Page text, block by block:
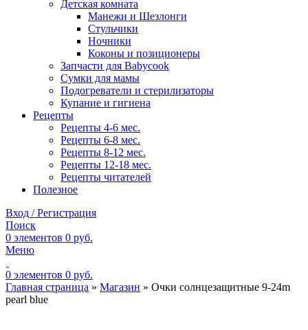
Детская комната
Манежи и Шезлонги
Стульчики
Ночники
Коконы и позиционеры
Запчасти для Babycook
Сумки для мамы
Подогреватели и стерилизаторы
Купание и гигиена
Рецепты
Рецепты 4-6 мес.
Рецепты 6-8 мес.
Рецепты 8-12 мес.
Рецепты 12-18 мес.
Рецепты читателей
Полезное
Вход / Регистрация
Поиск
0 элементов 0 руб.
Меню
0 элементов 0 руб.
Главная страница » Магазин » Очки солнцезащитные 9-24m
pearl blue